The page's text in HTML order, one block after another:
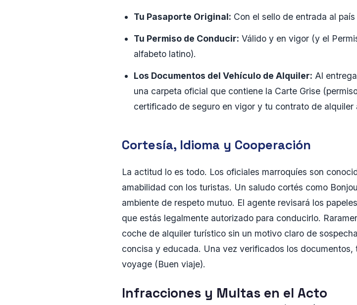
Tu Pasaporte Original: Con el sello de entrada al país
Tu Permiso de Conducir: Válido y en vigor (y el
alfabeto latino).
Los Documentos del Vehículo de Alquiler: Al
una carpeta oficial que contiene la Carte Grise
certificado de seguro en vigor y tu contrato de
Cortesía, Idioma y Cooperación
La actitud lo es todo. Los oficiales marroquíes son
amabilidad con los turistas. Un saludo cortés como
ambiente de respeto mutuo. El agente revisará los
que estás legalmente autorizado para conducirlo.
coche de alquiler turístico sin un motivo claro de
concisa y educada. Una vez verificados los
voyage (Buen viaje).
Infracciones y Multas en el Acto